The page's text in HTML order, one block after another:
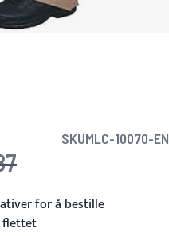
SKUMLC-10070-EN
for å bestille
flettet